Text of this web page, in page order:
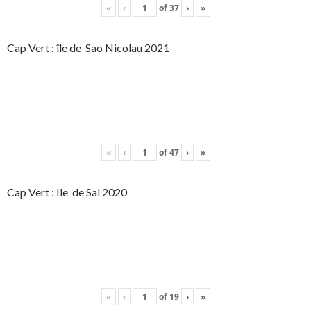
« ‹ of37 › »
Cap Vert : île de Sao Nicolau 2021
« ‹ of47 › »
Cap Vert : Ile de Sal 2020
« ‹ of 19 › »